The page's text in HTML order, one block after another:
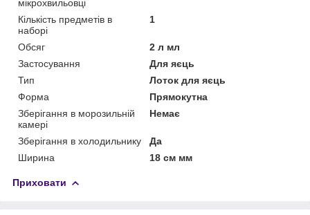
мікрохвильовці
Кількість предметів в
наборі
1
Обсяг
2 л мл
Застосування
Для яєць
Тип
Лоток для яєць
Форма
Прямокутна
Зберігання в морозильній
камері
Немає
Зберігання в холодильнику
Да
Ширина
18 см мм
Приховати